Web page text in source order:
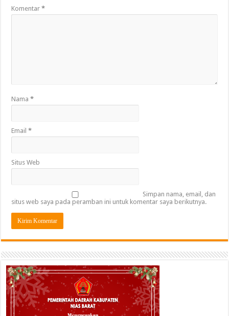
Komentar*
Nama*
Email*
Situs Web
Simpan nama, email, dan
situs web saya pada peramban ini untuk komentar saya berikutnya.